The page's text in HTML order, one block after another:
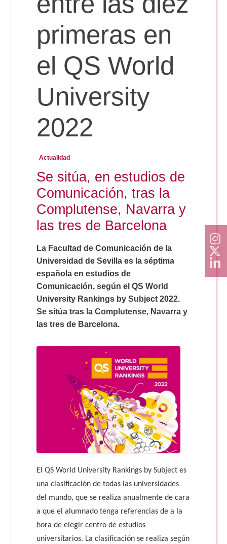
Comunicación Audiovisual
Doble Grado PER/CAV
#YoPractico
Boletines
primeras en
el QS World
University
2022
Actualidad
Se sitúa, en estudios de
Comunicación, tras la
Complutense, Navarra y
las tres de Barcelona
La Facultad de Comunicación de la
Universidad de Sevilla es la séptima
española en estudios de
Comunicación, según el QS World
University Rankings by Subject 2022.
Se sitúa tras la Complutense, Navarra y
las tres de Barcelona.
El QS World University Rankings by Subject es
una clasificación de todas las universidades
del mundo, que se realiza anualmente de cara
a que el alumnado tenga referencias de a la
hora de elegir centro de estudios
universitarios. La clasificación se realiza según